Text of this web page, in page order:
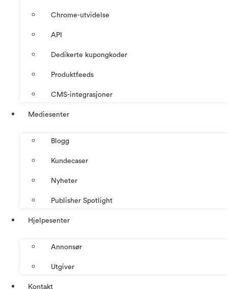
Chrome-utvidelse
API
Dedikerte kupongkoder
Produktfeeds
CMS-integrasjoner
Mediesenter
Blogg
Kundecaser
Nyheter
Publisher Spotlight
Hjelpesenter
Annonsør
Utgiver
Kontakt